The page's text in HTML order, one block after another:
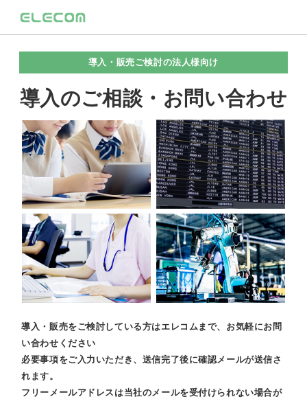
導入・販売ご検討の法人様向け
導入のご相談・お問い合わせ
導入・販売をご検討している方はエレコムまで、お気軽にお問
い合わせください
必要事項をご入力いただき、送信完了後に確認メールが送信さ
れます。
フリーメールアドレスは当社のメールを受付けられない場合が